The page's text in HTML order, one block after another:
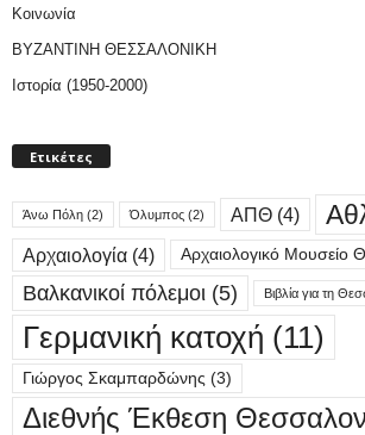
Κοινωνία
ΒΥΖΑΝΤΙΝΗ ΘΕΣΣΑΛΟΝΙΚΗ
Ιστορία (1950-2000)
Ετικέτες
Άνω Πόλη (2) Όλυμπος (2) ΑΠΘ (4)
Αρχαιολογία (4) Αρχαιολογικό Μουσείο
Βαλκανικοί πόλεμοι (5) Βιβλία για τη
Γερμανική κατοχή (11)
Γιώργος Σκαμπαρδώνης (3)
Διεθνής Έκθεση